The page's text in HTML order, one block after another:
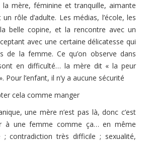
la mère, féminine et tranquille, aimante
rôle d’adulte. Les médias, l’école, les
belle copine, et la rencontre avec un
avec une certaine délicatesse qui
de la femme. Ce qu’on observe dans
en difficulté… la mère dit « la peur
Pour l’enfant, il n’y a aucune sécurité
cela comme manger
une mère n’est pas là, donc c’est
à une femme comme ça… en même
; contradiction très difficile ; sexualité,